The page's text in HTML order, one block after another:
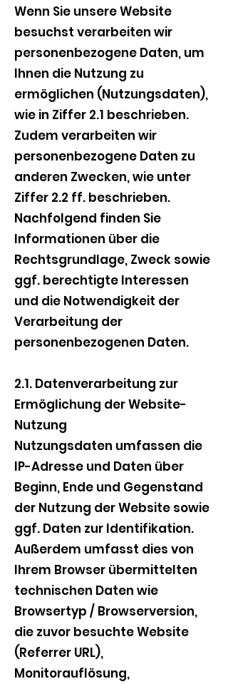
Wenn Sie unsere Website
besuchst verarbeiten wir
personenbezogene Daten, um
Ihnen die Nutzung zu
ermöglichen (Nutzungsdaten),
wie in Ziffer 2.1 beschrieben.
Zudem verarbeiten wir
personenbezogene Daten zu
anderen Zwecken, wie unter
Ziffer 2.2 ff. beschrieben.
Nachfolgend finden Sie
Informationen über die
Rechtsgrundlage, Zweck sowie
ggf. berechtigte Interessen
und die Notwendigkeit der
Verarbeitung der
personenbezogenen Daten.
2.1. Datenverarbeitung zur
Ermöglichung der Website-
Nutzung
Nutzungsdaten umfassen die
IP-Adresse und Daten über
Beginn, Ende und Gegenstand
der Nutzung der Website sowie
ggf. Daten zur Identifikation.
Außerdem umfasst dies von
Ihrem Browser übermittelten
technischen Daten wie
Browsertyp / Browserversion,
die zuvor besuchte Website
(Referrer URL),
Monitorauflösung,